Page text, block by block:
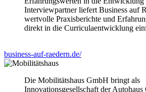
Interviewpartner liefert Business auf
wertvolle Praxisberichte und
direkt in die Curriculaentwicklung
business-auf-raedern.de/
Die Mobilitätshaus GmbH bringt als
Innovationsgesellschaft der